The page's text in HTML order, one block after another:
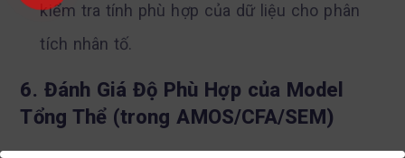
kiểm tra tính phù hợp của dữ liệu cho phân
tích nhân tố.
6. Đánh Giá Độ Phù Hợp của Model
Tổng Thể (trong AMOS/CFA/SEM)